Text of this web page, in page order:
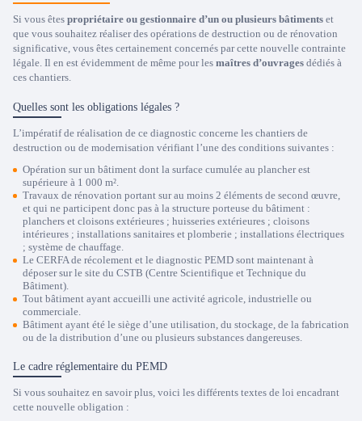
Trustpilot
Si vous êtes propriétaire ou gestionnaire d’un ou plusieurs bâtiments et
que vous souhaitez réaliser des opérations de destruction ou de rénovation
significative, vous êtes certainement concernés par cette nouvelle contrainte
légale. Il en est évidemment de même pour les maîtres d’ouvrages dédiés à
ces chantiers.
Quelles sont les obligations légales ?
L’impératif de réalisation de ce diagnostic concerne les chantiers de
destruction ou de modernisation vérifiant l’une des conditions suivantes :
Opération sur un bâtiment dont la surface cumulée au plancher est
supérieure à 1 000 m².
Travaux de rénovation portant sur au moins 2 éléments de second œuvre,
et qui ne participent donc pas à la structure porteuse du bâtiment :
planchers et cloisons extérieures ; huisseries extérieures ; cloisons
intérieures ; installations sanitaires et plomberie ; installations électriques
; système de chauffage.
Le CERFA de récolement et le diagnostic PEMD sont maintenant à
déposer sur le site du CSTB (Centre Scientifique et Technique du
Bâtiment).
Tout bâtiment ayant accueilli une activité agricole, industrielle ou
commerciale.
Bâtiment ayant été le siège d’une utilisation, du stockage, de la fabrication
ou de la distribution d’une ou plusieurs substances dangereuses.
Le cadre réglementaire du PEMD
Si vous souhaitez en savoir plus, voici les différents textes de loi encadrant
cette nouvelle obligation :